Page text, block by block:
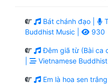
Bát chánh đạo |
Buddhist Music |
930
Đêm giã từ (Bài ca
Vietnamese
Em là hoa sen trắng